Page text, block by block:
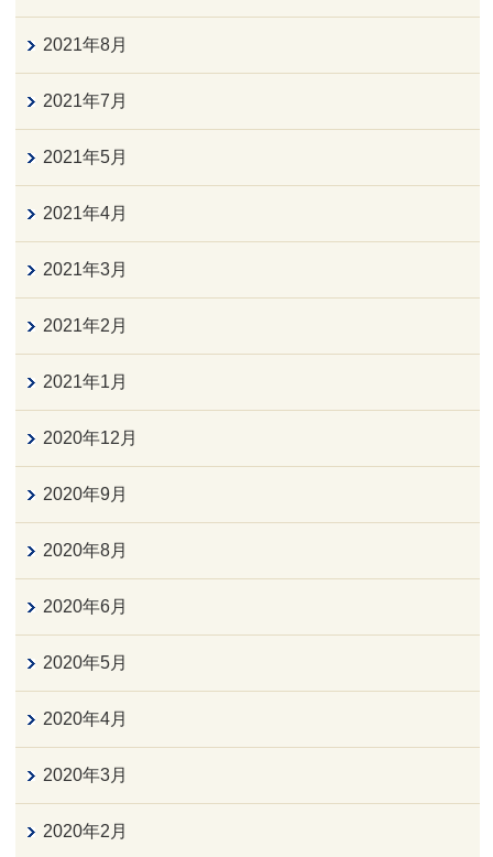
2021年8月
2021年7月
2021年5月
2021年4月
2021年3月
2021年2月
2021年1月
2020年12月
2020年9月
2020年8月
2020年6月
2020年5月
2020年4月
2020年3月
2020年2月